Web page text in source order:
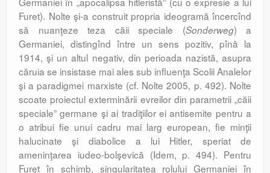
Furet). Nolte şi-a construit propria ideogramă încercînd
să nuanţeze teza căii speciale (Sonderweg) a
Germaniei, distingînd între un sens pozitiv, pînă la
1914, şi un altul negativ, din perioada nazistă, asupra
căruia se insistase mai ales sub influenţa Scolii Analelor
şi a paradigmei marxiste (cf. Nolte 2005, p. 492). Nolte
scoate proiectul exterminării evreilor din parametrii „căii
speciale” germane şi ai tradiţiilor ei antisemite pentru a
o atribui fie unui cadru mai larg european, fie minţii
halucinate şi diabolice a lui Hitler, speriat de
ameninţarea iudeo-bolşevică (Idem, p. 494). Pentru
Furet în schimb, singularitatea rolului Germaniei în